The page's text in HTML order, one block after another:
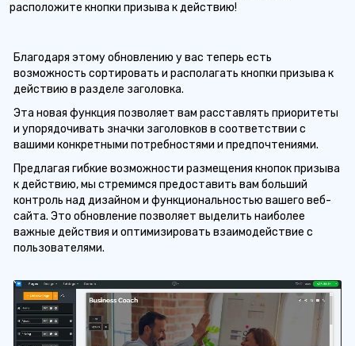
расположите кнопки призыва к действию!
Благодаря этому обновлению у вас теперь есть
возможность сортировать и располагать кнопки призыва к
действию в разделе заголовка.
Эта новая функция позволяет вам расставлять приоритеты
и упорядочивать значки заголовков в соответствии с
вашими конкретными потребностями и предпочтениями.
Предлагая гибкие возможности размещения кнопок призыва
к действию, мы стремимся предоставить вам больший
контроль над дизайном и функциональностью вашего веб-
сайта. Это обновление позволяет выделить наиболее
важные действия и оптимизировать взаимодействие с
пользователями.